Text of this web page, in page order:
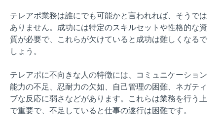
テレアポ業務は誰にでも可能かと言われれば、そうでは
ありません。成功には特定のスキルセットや性格的な資
質が必要で、これらが欠けていると成功は難しくなるで
しょう。
テレアポに不向きな人の特徴には、コミュニケーション
能力の不足、忍耐力の欠如、自己管理の困難、ネガティ
ブな反応に弱さなどがあります。これらは業務を行う上
で重要で、不足していると仕事の遂行は困難です。